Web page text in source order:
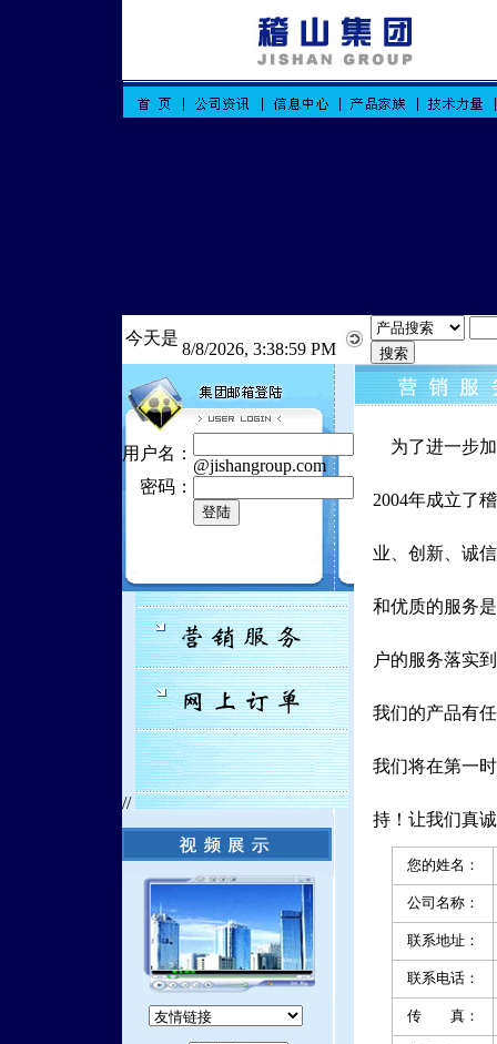
今天是
8/8/2026, 3:38:59 PM
用户名：
@jishangroup.com
密码：
//
为了进一步加
2004年成立了
业、创新、诚
和优质的服务
户的服务落实
我们的产品有
我们将在第一
持！让我们真
您的姓名：
公司名称：
联系地址：
联系电话：
传 真：